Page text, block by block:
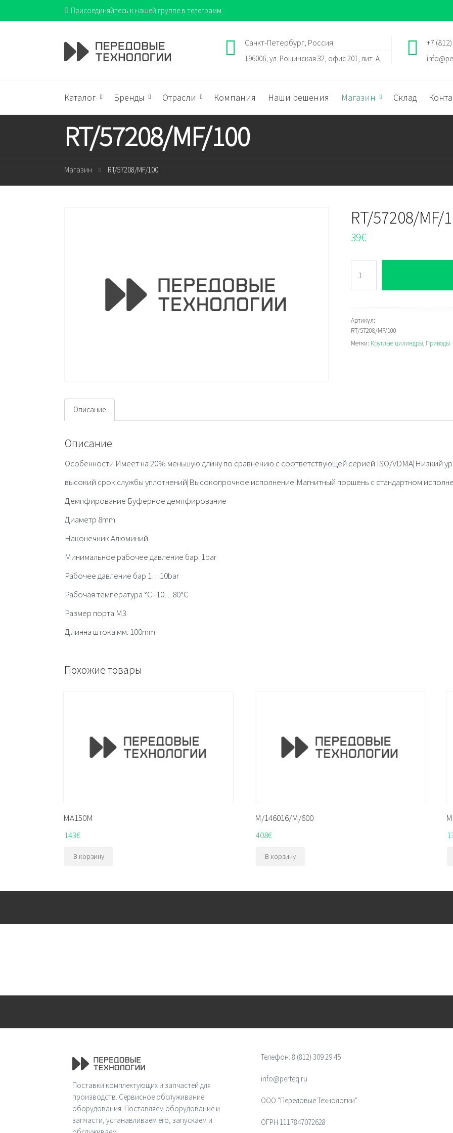
Присоединяйтесь к нашей группе в телеграмм
+7
Санкт-Петербург, Россия
196006, ул. Рощинская 32, офис 201, лит. А.
Каталог Бренды Отрасли Компания Наши решения Магазин Склад
RT/57208/MF/100
Магазин RT/57208/MF/100
RT/57208/MF/
39€
RT/57208/MF/100
Артикул:
RT/57208/MF/100
Метки: Круглые цилиндры, Приводы
Описание
Описание
Особенности Имеет на 20% меньшую длину по сравнению с соответствующей серией ISO/VDMA|Низкий
высокий срок службы уплотнений|Высокопрочное исполнение|Магнитный поршень с стандартном
Демпфирование Буферное демпфирование
Диаметр 8mm
Наконечник Алюминий
Минимальное рабочее давление бар. 1bar
Рабочее давление бар 1…10bar
Рабочая температура °C -10…80°C
Размер порта M3
Длинна штока мм. 100mm
Похожие товары
MA150M
143€
В корзину
M/146016/M/600
408€
В корзину
Поставки комплектующих и запчастей для
производств. Сервисное обслуживание
оборудования. Поставляем оборудование и
запчасти, устанавливаем его, запускаем и
Телефон: 8 (812) 309 29 45
info@perteq.ru
ООО "Передовые Технологии"
ОГРН 1117847072628